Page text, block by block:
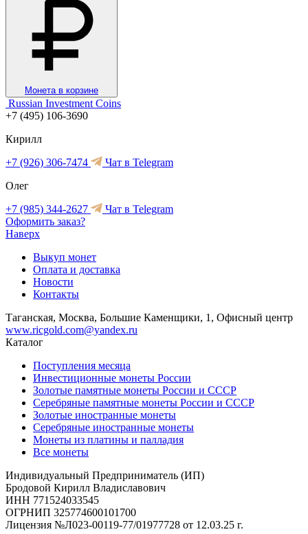
Монета в корзине
Russian Investment Coins
+7 (495) 106-3690
Кирилл
+7 (926) 306-7474
Чат в Telegram
Олег
+7 (985) 344-2627
Чат в Telegram
Оформить заказ?
Наверх
Выкуп монет
Оплата и доставка
Новости
Контакты
Таганская, Москва, Большие Каменщики, 1, Офисный центр
www.ricgold.com@yandex.ru
Каталог
Поступления месяца
Инвестиционные монеты России
Золотые памятные монеты России и СССР
Серебряные памятные монеты России и СССР
Золотые иностранные монеты
Серебряные иностранные монеты
Монеты из платины и палладия
Все монеты
Индивидуальный Предприниматель (ИП)
Бродовой Кирилл Владиславович
ИНН 771524033545
ОГРНИП 325774600101700
Лицензия №Л023-00119-77/01977728 от 12.03.25 г.